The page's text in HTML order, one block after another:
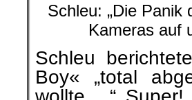
Schleu: „Die
Kameras auf
Schleu
Boy« „total